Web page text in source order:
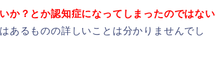
か？とか認知症になってしまったのではない
あるものの詳しいことは分かりませんでし